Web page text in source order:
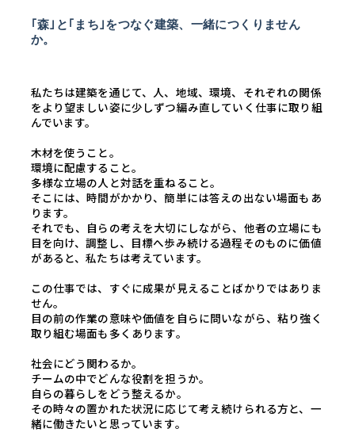
｢森｣と｢まち｣をつなぐ建築、一緒につくりません
か。
私たちは建築を通じて、人、地域、環境、それぞれの関係
をより望ましい姿に少しずつ編み直していく仕事に取り組
んでいます。
木材を使うこと。
環境に配慮すること。
多様な立場の人と対話を重ねること。
そこには、時間がかかり、簡単には答えの出ない場面もあ
ります。
それでも、自らの考えを大切にしながら、他者の立場にも
目を向け、調整し、目標へ歩み続ける過程そのものに価値
があると、私たちは考えています。
この仕事では、すぐに成果が見えることばかりではありま
せん。
目の前の作業の意味や価値を自らに問いながら、粘り強く
取り組む場面も多くあります。
社会にどう関わるか。
チームの中でどんな役割を担うか。
自らの暮らしをどう整えるか。
その時々の置かれた状況に応じて考え続けられる方と、一
緒に働きたいと思っています。